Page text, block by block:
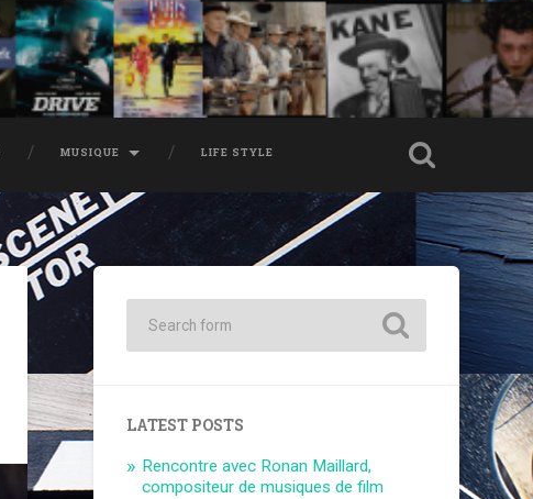
MUSIQUE LIFE STYLE
LATEST POSTS
Rencontre avec Ronan Maillard,
compositeur de musiques de film